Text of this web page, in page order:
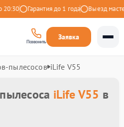
Гарантия до 1 года Выезд
Позвонить
Заявка
пылесосов iLife V55
iLife V55 в